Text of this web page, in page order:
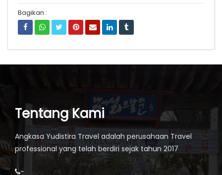
Bagikan :
Tentang Kami
Angkasa Yudistira Travel adalah perusahaan Travel
professional yang telah berdiri sejak tahun 2017
-